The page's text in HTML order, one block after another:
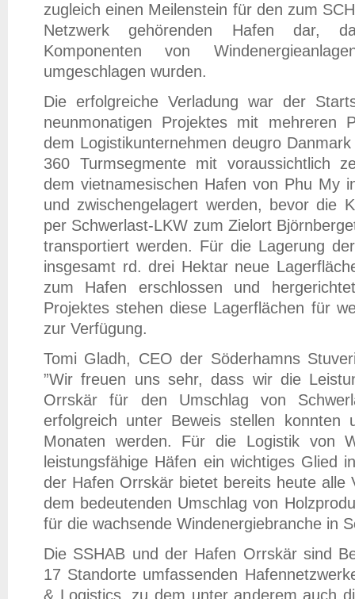
zugleich einen Meilenstein für den zum
Netzwerk gehörenden Hafen dar,
Komponenten von
umgeschlagen wurden.
Die erfolgreiche Verladung war der
neunmonatigen Projektes mit mehreren
dem Logistikunternehmen deugro
360 Turmsegmente mit voraussichtlich
dem vietnamesischen Hafen von Phu My
und zwischengelagert werden, bevor die
per Schwerlast-LKW zum Zielort
transportiert werden. Für die Lagerung
insgesamt rd. drei Hektar neue
zum Hafen erschlossen und
Projektes stehen diese Lagerflächen für
zur Verfügung.
Tomi Gladh, CEO der Söderhamns
”Wir freuen uns sehr, dass wir die
Orrskär für den Umschlag von
erfolgreich unter Beweis stellen konnten
Monaten werden. Für die Logistik von
leistungsfähige Häfen ein wichtiges Glied
der Hafen Orrskär bietet bereits heute alle
dem bedeutenden Umschlag von
für die wachsende Windenergiebranche in
Die SSHAB und der Hafen Orrskär sind
17 Standorte umfassenden
& Logistics, zu dem unter anderem auch